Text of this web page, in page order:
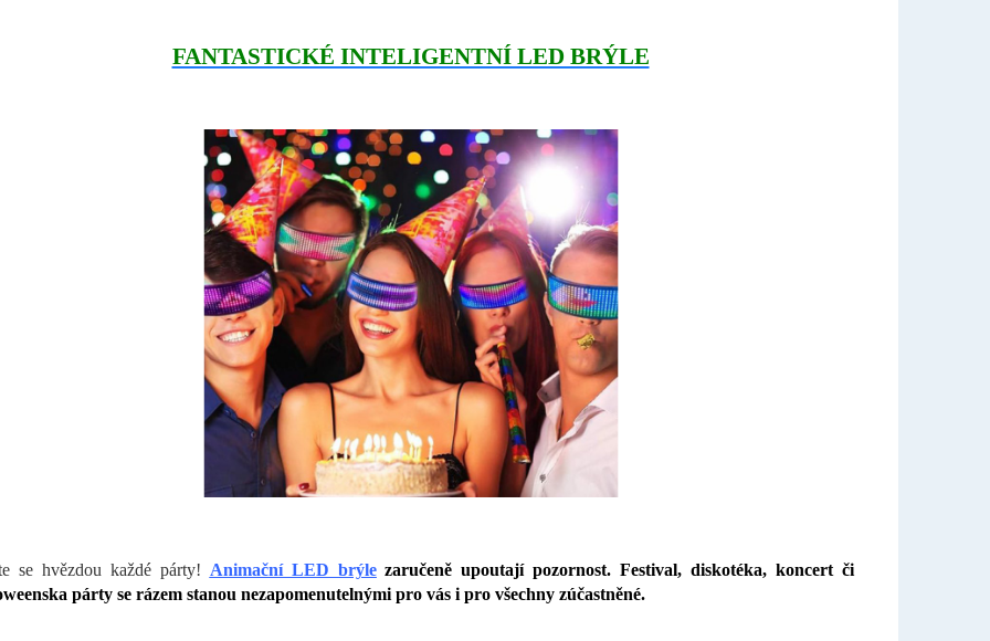
FANTASTICKÉ INTELIGENTNÍ LED BRÝLE
se hvězdou každé párty! Animační LED brýle zaručeně upoutají pozornost. Festival, diskotéka, koncert či
párty se rázem stanou nezapomenutelnými pro vás i pro všechny zúčastněné.